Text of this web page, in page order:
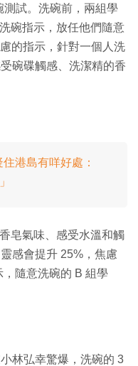
試。洗碗前，兩組學
碗指示，放任他們隨意
的指示，針對一個人洗
碗碟觸感、洗潔精的香
港島有咩好處：
皂氣味、感受水溫和觸
感會提升 25%，焦慮
隨意洗碗的 B 組學
林弘幸驚爆，洗碗的 3